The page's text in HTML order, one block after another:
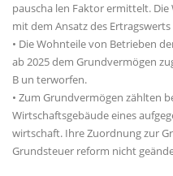
pauscha len Faktor ermittelt.
mit dem Ansatz des
• Die Wohnteile von Betrieben
ab 2025 dem Grundvermögen
B un terworfen.
• Zum Grundvermögen zählten
Wirtschaftsgebäude eines
wirtschaft. Ihre Zuordnung zur
Grundsteuer reform nicht